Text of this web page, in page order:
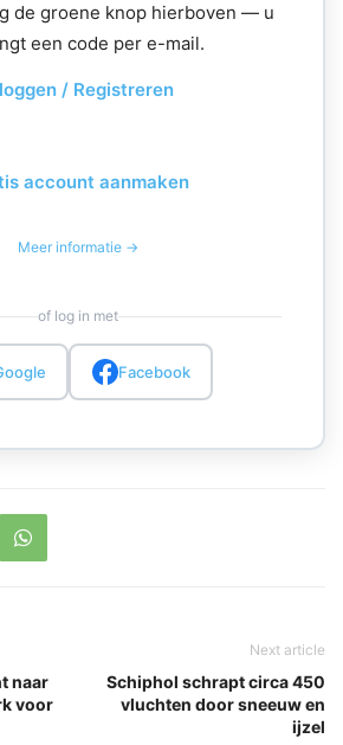
de groene knop hierboven — u
een code per e-mail.
/ Registreren
account aanmaken
Meer informatie →
of log in met
Facebook
naar
voor
Next article
Schiphol schrapt circa 450
vluchten door sneeuw en
ijzel